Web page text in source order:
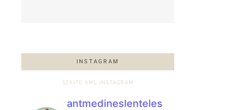
INSTAGRAM
SEKITE AML INSTAGRAM
antmedineslenteles